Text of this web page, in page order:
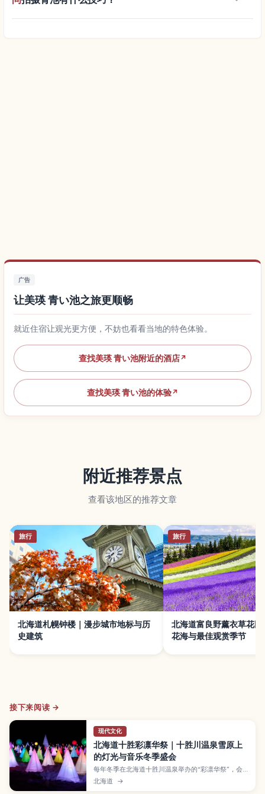
广告
让美瑛 青い池之旅更顺畅
就近住宿让观光更方便，不妨也看看当地的特色体验。
查找美瑛 青い池附近的酒店↗
查找美瑛 青い池的体验↗
附近推荐景点
查看该地区的推荐文章
旅行
北海道札幌钟楼｜漫步城市地标与历
史建筑
旅行
北海道富良野薰衣草花田
花海与最佳观赏季节
接下来阅读 →
现代文化
北海道十胜彩凛华祭｜十胜川温泉雪原上
的灯光与音乐冬季盛会
每年冬季在北海道十胜川温泉举办的“彩凛华祭”，会
在广阔雪原上摆放数百个发光装置，随着音乐节奏变
换色彩，营造出梦幻般的夜景。本文介绍彩凛华祭的
北海道 →